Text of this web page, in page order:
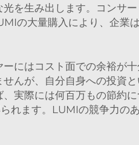
光を生み出します。コンサ
の大量購入により、企業
ーにはコスト面での余裕が
せんが、自分自身への投資
実際には何百万もの節約
れます。LUMIの競争力の